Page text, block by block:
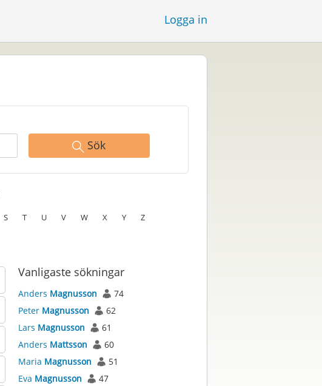
Logga in
Sök
S T U V W X Y Z
Vanligaste sökningar
Anders Magnusson
74
Peter Magnusson
62
Lars Magnusson
61
Anders Mattsson
60
Maria Magnusson
51
Eva Magnusson
47